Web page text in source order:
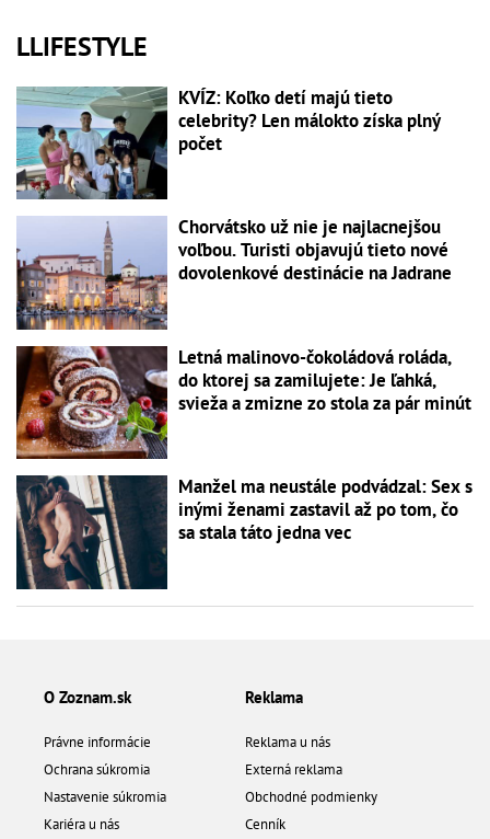
LLIFESTYLE
KVÍZ: Koľko detí majú tieto
celebrity? Len málokto získa plný
počet
Chorvátsko už nie je najlacnejšou
voľbou. Turisti objavujú tieto nové
dovolenkové destinácie na Jadrane
Letná malinovo-čokoládová roláda,
do ktorej sa zamilujete: Je ľahká,
svieža a zmizne zo stola za pár minút
Manžel ma neustále podvádzal: Sex s
inými ženami zastavil až po tom, čo
sa stala táto jedna vec
O Zoznam.sk
Právne informácie
Ochrana súkromia
Nastavenie súkromia
Kariéra u nás
Reklama
Reklama u nás
Externá reklama
Obchodné podmienky
Cenník